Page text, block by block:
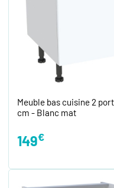
Meuble bas cuisine 2
cm - Blanc mat
149€